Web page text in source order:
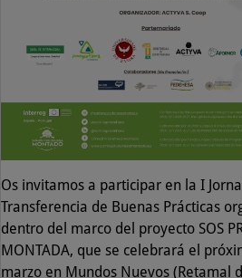
Os invitamos a participar en la I
Transferencia de Buenas Prácticas
dentro del marco del proyecto SOS
MONTADA, que se celebrará el
marzo en Mundos Nuevos (Retamal